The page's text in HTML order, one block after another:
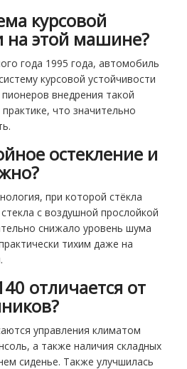
курсовой
на этой машине?
года 1995 года, автомобиль
курсовой устойчивости
внедрения такой
что значительно
остекление и
при которой стёкла
с воздушной прослойкой
снижало уровень шума
тихим даже на
отличается от
управления климатом
а также наличия складных
сиденье. Также улучшилась